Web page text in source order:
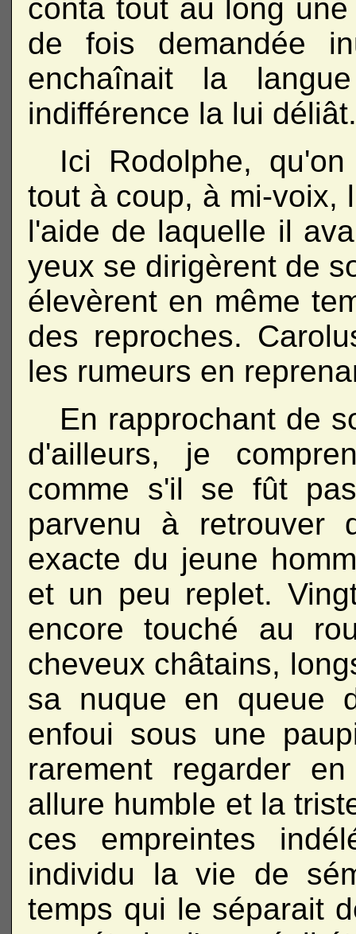
conta tout au long
de fois demandée
enchaînait la
indifférence la lui déliât.
Ici Rodolphe,
tout à coup, à mi-voix,
l'aide de laquelle il
yeux se dirigèrent de
élevèrent en même
des reproches.
les rumeurs en
En rapprochant de
d'ailleurs, je
comme s'il se fût
parvenu à retrouver
exacte du jeune
et un peu replet.
encore touché au
cheveux châtains,
sa nuque en queue
enfoui sous une
rarement regarder
allure humble et la
ces empreintes
individu la vie de
temps qui le séparait